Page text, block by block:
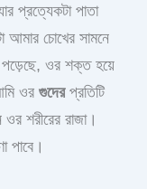
প্রত্যেকটা পাতা
আমার চোখের সামনে
পড়েছে, ওর শক্ত হয়ে
ওর গুদেরপ্রতিটি
শরীরের রাজা।
পাবে।